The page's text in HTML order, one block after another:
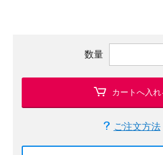
数量
カートへ入れ
ご注文方法